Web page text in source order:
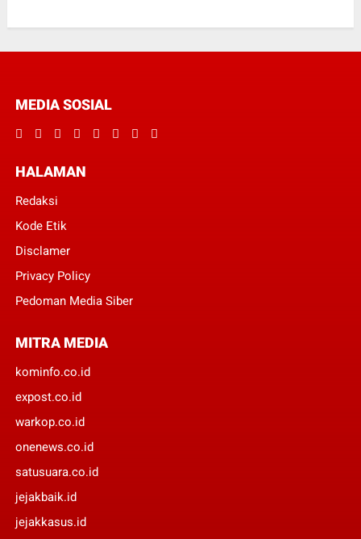
MEDIA SOSIAL
HALAMAN
Redaksi
Kode Etik
Disclamer
Privacy Policy
Pedoman Media Siber
MITRA MEDIA
kominfo.co.id
expost.co.id
warkop.co.id
onenews.co.id
satusuara.co.id
jejakbaik.id
jejakkasus.id